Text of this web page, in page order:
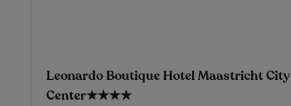
Leonardo Boutique Hotel Maastricht City
Center★★★★